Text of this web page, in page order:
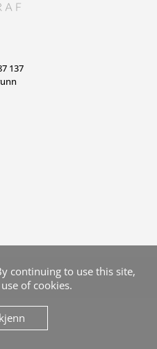
137
continuing to use this site,
of cookies.